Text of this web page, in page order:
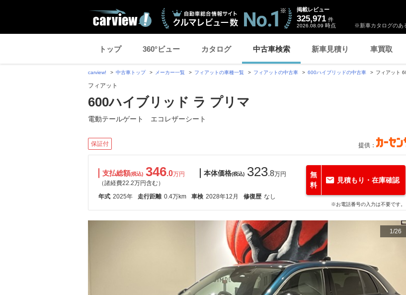
※新車カタログのあ
掲載レビュー
325,971 件
2026.08.09 時点
トップ 360°ビュー カタログ 中古車検索 新車見積り 車買取
carview! 中古車トップ メーカー一覧 フィアットの車種一覧 フィアットの中古車 600ハイブリッドの中古車 フィアット
フィアット
600ハイブリッド ラ プリマ
電動テールゲート エコレザーシート
保証付 提供：
支払総額(税込) 346.0万円
（諸経費22.2万円含む）
本体価格(税込) 323.8万円
年式 2025年 走行距離 0.4万km 車検 2028年12月 修復歴 なし
無
料
見積もり・在庫確認
※お電話番号の入力は不要です。
1/26